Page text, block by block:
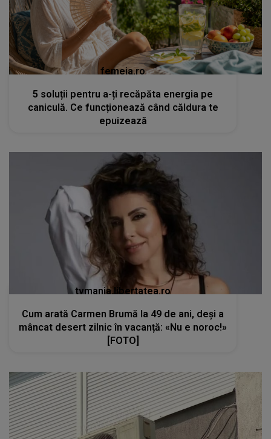
femeia.ro
5 soluții pentru a-ți recăpăta energia pe
caniculă. Ce funcționează când căldura te
epuizează
tvmania.libertatea.ro
Cum arată Carmen Brumă la 49 de ani, deși a
mâncat desert zilnic în vacanță: «Nu e noroc!»
[FOTO]